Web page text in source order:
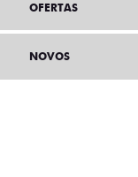
OFERTAS
NOVOS